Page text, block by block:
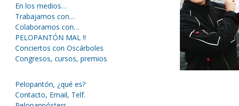
En los medios…
Trabajamos con…
Colaboramos con…
PELOPANTÓN MAL !!
Conciertos con Oscárboles
Congresos, cursos, premios
Pelopantón, ¿qué es?
Contacto, Email, Telf.